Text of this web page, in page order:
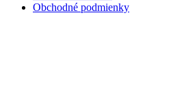
Obchodné podmienky